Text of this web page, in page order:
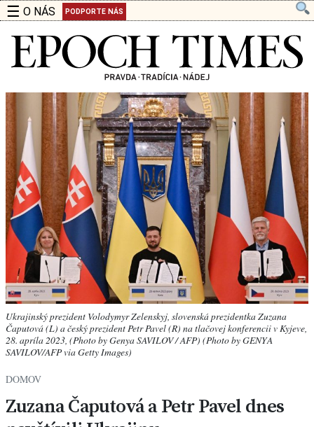
☰ O NÁS PODPORTE NÁS
Ukrajinský prezident Volodymyr Zelenskyj, slovenská prezidentka Zuzana
Čaputová (L) a český prezident Petr Pavel (R) na tlačovej konferencii v Kyjeve,
28. apríla 2023, (Photo by Genya SAVILOV / AFP) (Photo by GENYA
SAVILOV/AFP via Getty Images)
DOMOV
Zuzana Čaputová a Petr Pavel dnes